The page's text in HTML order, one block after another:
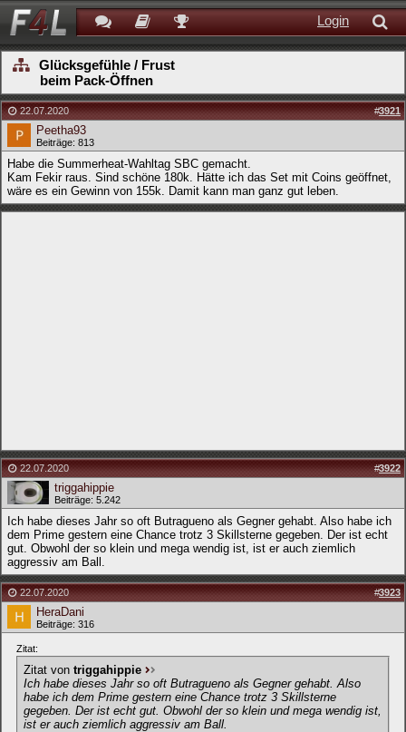
Login
Glücksgefühle / Frust
beim Pack-Öffnen
22.07.2020 #3921
Peetha93
Beiträge: 813
Habe die Summerheat-Wahltag SBC gemacht.
Kam Fekir raus. Sind schöne 180k. Hätte ich das Set mit Coins geöffnet,
wäre es ein Gewinn von 155k. Damit kann man ganz gut leben.
22.07.2020 #3922
triggahippie
Beiträge: 5.242
Ich habe dieses Jahr so oft Butragueno als Gegner gehabt. Also habe ich
dem Prime gestern eine Chance trotz 3 Skillsterne gegeben. Der ist echt
gut. Obwohl der so klein und mega wendig ist, ist er auch ziemlich
aggressiv am Ball.
22.07.2020 #3923
HeraDani
Beiträge: 316
Zitat:
Zitat von triggahippie
Ich habe dieses Jahr so oft Butragueno als Gegner gehabt. Also
habe ich dem Prime gestern eine Chance trotz 3 Skillsterne
gegeben. Der ist echt gut. Obwohl der so klein und mega wendig ist,
ist er auch ziemlich aggressiv am Ball.